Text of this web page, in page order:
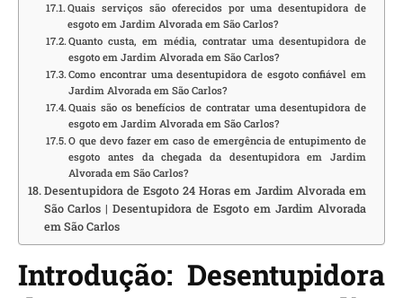
Quais serviços são oferecidos por uma desentupidora de
esgoto em Jardim Alvorada em São Carlos?
Quanto custa, em média, contratar uma desentupidora de
esgoto em Jardim Alvorada em São Carlos?
Como encontrar uma desentupidora de esgoto confiável em
Jardim Alvorada em São Carlos?
Quais são os benefícios de contratar uma desentupidora de
esgoto em Jardim Alvorada em São Carlos?
O que devo fazer em caso de emergência de entupimento de
esgoto antes da chegada da desentupidora em Jardim
Alvorada em São Carlos?
Desentupidora de Esgoto 24 Horas em Jardim Alvorada em
São Carlos | Desentupidora de Esgoto em Jardim Alvorada
em São Carlos
Introdução: Desentupidora